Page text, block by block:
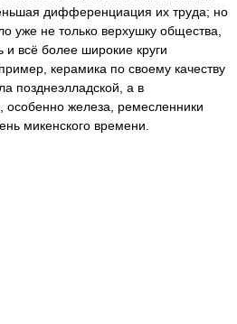
дифференциация их труда; но
уже не только верхушку общества,
и всё более широкие круги
керамика по своему качеству
позднеэлладской, а в
особенно железа, ремесленники
микенского времени.